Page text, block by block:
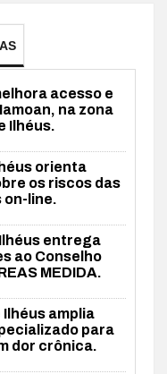
acesso e
na zona
Ilhéus.
orienta
os riscos das
on-line.
entrega
ao Conselho
MEDIDA.
amplia
para
dor crônica.